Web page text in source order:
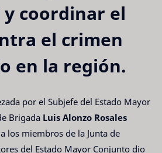
coordinar el
el crimen
en la región.
por el Subjefe del Estado Mayor
Brigada Luis Alonzo Rosales
los miembros de la Junta de
del Estado Mayor Conjunto dio